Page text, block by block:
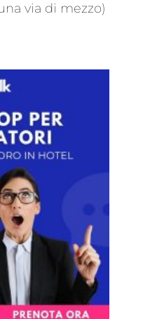
via di mezzo)